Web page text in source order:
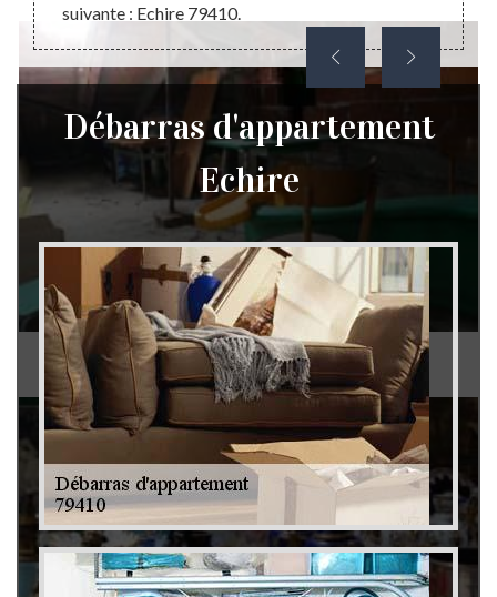
Débarras de grenier et cave 79
suivante : Echire 79410.
Débarras d'appartement
Echire